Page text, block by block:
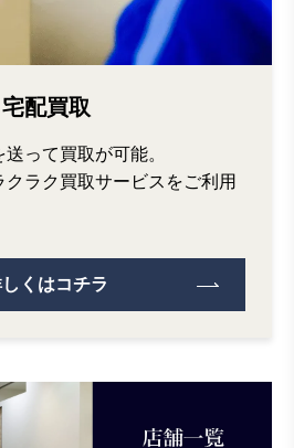
宅配買取
って買取が可能。
クラク買取サービスをご利用
くはコチラ